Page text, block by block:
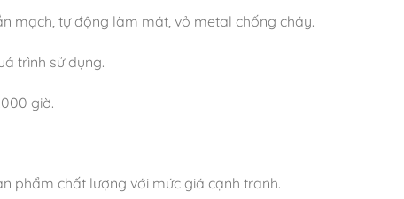
mạch, tự động làm mát, vỏ metal chống cháy.
trình sử dụng.
giờ.
phẩm chất lượng với mức giá cạnh tranh.